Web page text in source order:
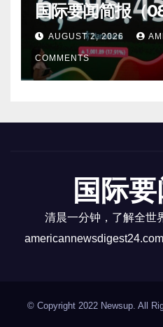
国际要闻简报（
AUGUST 2, 2026
COMMENTS
国际
清晨一分钟，了解全世
© Copyright 2022 Newsup. All